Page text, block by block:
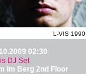
L-VIS 1990
02:30
DJ Set
im Berg 2nd Floor